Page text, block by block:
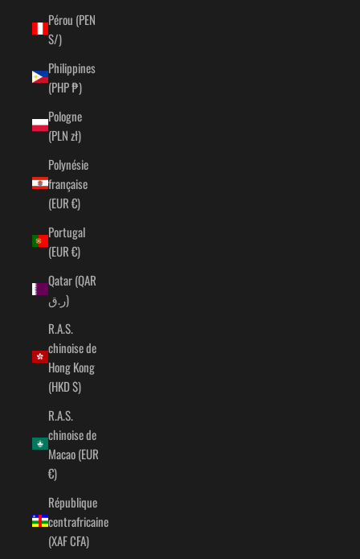
Pérou (PEN
S/)
Philippines
(PHP ₱)
Pologne
(PLN zł)
Polynésie
française
(EUR €)
Portugal
(EUR €)
Qatar (QAR
ر.ق)
R.A.S.
chinoise de
Hong Kong
(HKD $)
R.A.S.
chinoise de
Macao (EUR
€)
République
centrafricaine
(XAF CFA)